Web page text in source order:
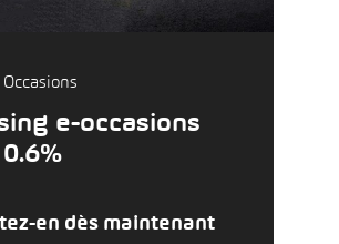
e-occasions
en dès maintenant